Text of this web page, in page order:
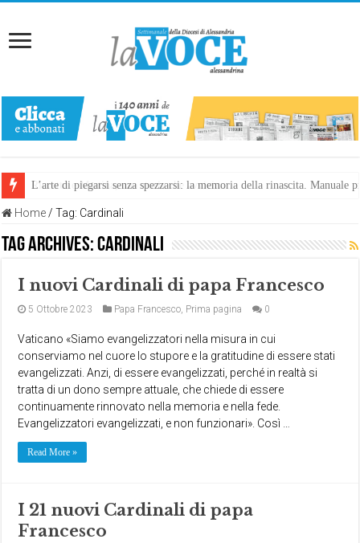
L’arte di piegarsi senza spezzarsi: la memoria della rinascita.
Riccetto e Martina, una storia che avvicina
Home / Tag: Cardinali
Tag Archives:Cardinali
I nuovi Cardinali di papa Francesco
5 Ottobre 2023 Papa Francesco, Prima pagina 0
Vaticano «Siamo evangelizzatori nella misura in cui
conserviamo nel cuore lo stupore e la gratitudine di essere stati
evangelizzati. Anzi, di essere evangelizzati, perché in realtà si
tratta di un dono sempre attuale, che chiede di essere
continuamente rinnovato nella memoria e nella fede.
Evangelizzatori evangelizzati, e non funzionari». Così …
Read More »
I 21 nuovi Cardinali di papa
Francesco